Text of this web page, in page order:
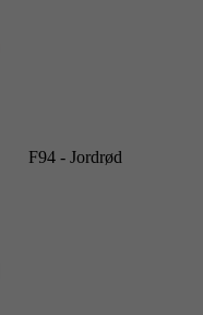
F94 - Jordrød